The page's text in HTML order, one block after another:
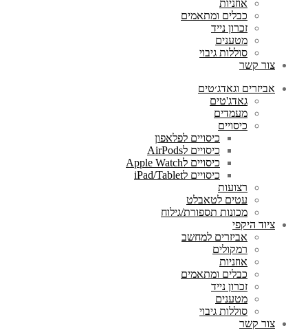
אוזניות
כבלים ומתאמים
זכרון נייד
מטענים
סוללות גיבוי
צור קשר
אביזרים וגאדג׳טים
גאדג'טים
מעמדים
כיסויים
כיסויים לפלאפון
כיסויים לAirPods
כיסויים לApple Watch
כיסויים לiPad/Tablet
רצועות
עטים לטאבלט
מכונות תספורת/גילוח
ציוד היקפי
אביזרים למחשב
רמקולים
אוזניות
כבלים ומתאמים
זכרון נייד
מטענים
סוללות גיבוי
צור קשר